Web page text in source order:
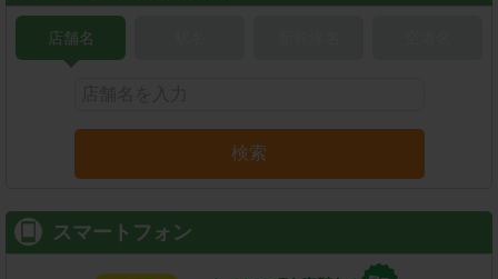
店舗名
検索
スマートフォン